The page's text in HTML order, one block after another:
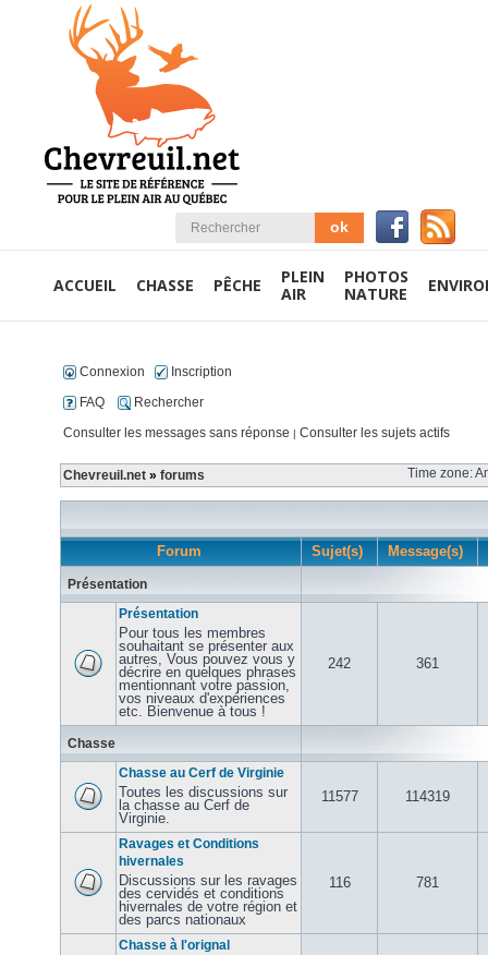
ACCUEIL CHASSE PÊCHE
PLEIN
AIR
PHOTOS
NATURE
Connexion
Inscription
FAQ
Rechercher
Consulter les messages sans réponse | Consulter les sujets actifs
Chevreuil.net » forums Time zone:
Forum Sujet(s) Message(s)
Présentation
Présentation
Pour tous les membres
souhaitant se présenter aux
autres, Vous pouvez vous y
décrire en quelques phrases
mentionnant votre passion,
vos niveaux d'expériences
etc. Bienvenue à tous !
242 361
Chasse
Chasse au Cerf de Virginie
Toutes les discussions sur
la chasse au Cerf de
Virginie.
11577 114319
Ravages et Conditions
hivernales
Discussions sur les ravages
des cervidés et conditions
hivernales de votre région et
des parcs nationaux
116 781
Chasse à l'orignal